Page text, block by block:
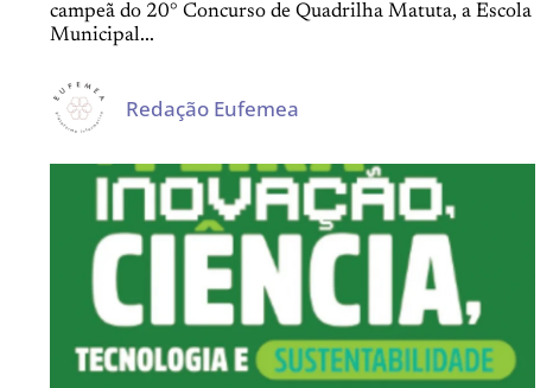
campeã do 20° Concurso de Quadrilha Matuta, a Escola
Municipal...
Redação Eufemea